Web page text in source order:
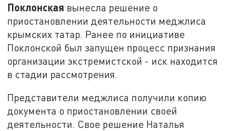
Поклонская вынесла решение о
приостановлении деятельности меджлиса
крымских татар. Ранее по инициативе
Поклонской был запущен процесс признания
организации экстремистской - иск находится
в стадии рассмотрения.
Представители меджлиса получили копию
документа о приостановлении своей
деятельности. Свое решение Наталья